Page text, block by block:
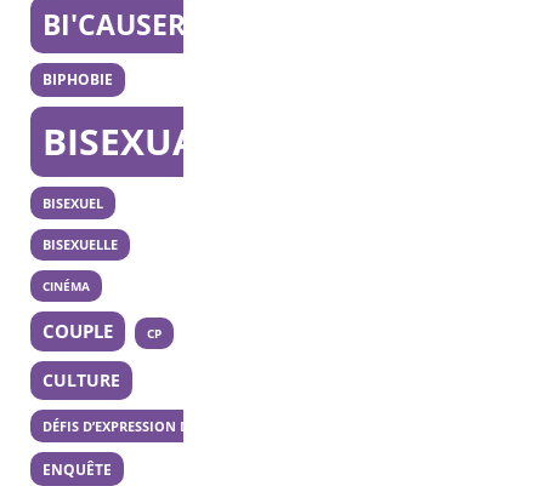
BI'CAUSERIE
BIPHOBIE
BISEXUALITÉ
BISEXUEL
BISEXUELLE
CINÉMA
COUPLE CP
CULTURE
DÉFIS D’EXPRESSION DES 20 ANS
ENQUÊTE